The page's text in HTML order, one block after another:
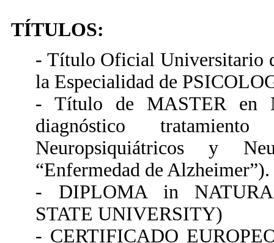
TÍTULOS:
- Título Oficial Universitario
la Especialidad de
- Título de MASTER en
diagnóstico
Neuropsiquiátricos y
“Enfermedad de Alzheimer”).
- DIPLOMA in
STATE UNIVERSITY)
- CERTIFICADO